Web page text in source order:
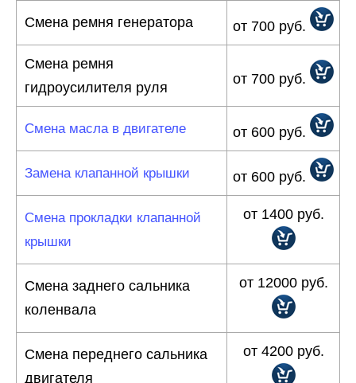
Смена ремня генератора от 700 руб.
Смена ремня
гидроусилителя руля
от 700 руб.
Смена масла в двигателе от 600 руб.
Замена клапанной крышки от 600 руб.
Смена прокладки клапанной
крышки
от 1400 руб.
Смена заднего сальника
коленвала
от 12000 руб.
Смена переднего сальника
двигателя
от 4200 руб.